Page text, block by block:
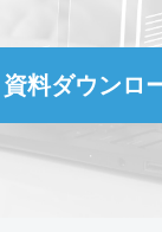
資料ダウンロ